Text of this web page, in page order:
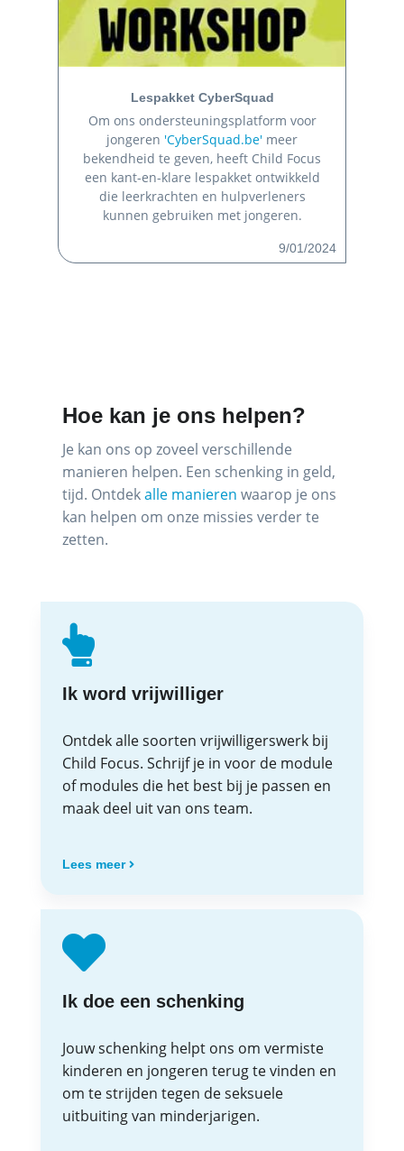
Lespakket CyberSquad
Om ons ondersteuningsplatform voor
jongeren 'CyberSquad.be' meer
bekendheid te geven, heeft Child Focus
een kant-en-klare lespakket ontwikkeld
die leerkrachten en hulpverleners
kunnen gebruiken met jongeren.
9/01/2024
Hoe kan je ons helpen?
Je kan ons op zoveel verschillende
manieren helpen. Een schenking in geld,
tijd. Ontdekalle manieren waarop je ons
kan helpen om onze missies verder te
zetten.
Ik word vrijwilliger
Ontdek alle soorten vrijwilligerswerk bij
Child Focus. Schrijf je in voor de module
of modules die het best bij je passen en
maak deel uit van ons team.
Lees meer
Ik doe een schenking
Jouw schenking helpt ons om vermiste
kinderen en jongeren terug te vinden en
om te strijden tegen de seksuele
uitbuiting van minderjarigen.